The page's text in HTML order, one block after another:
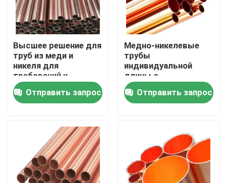
Дом
Тур по фабрике
Высшее решение для
труб из меди и
никеля для
требований к
коррозионностойким
трубам
Отправить запрос
Медно-никелевые
трубы
индивидуальной
длины с
исключительной
коррозионной
стойкостью
Отправить запрос